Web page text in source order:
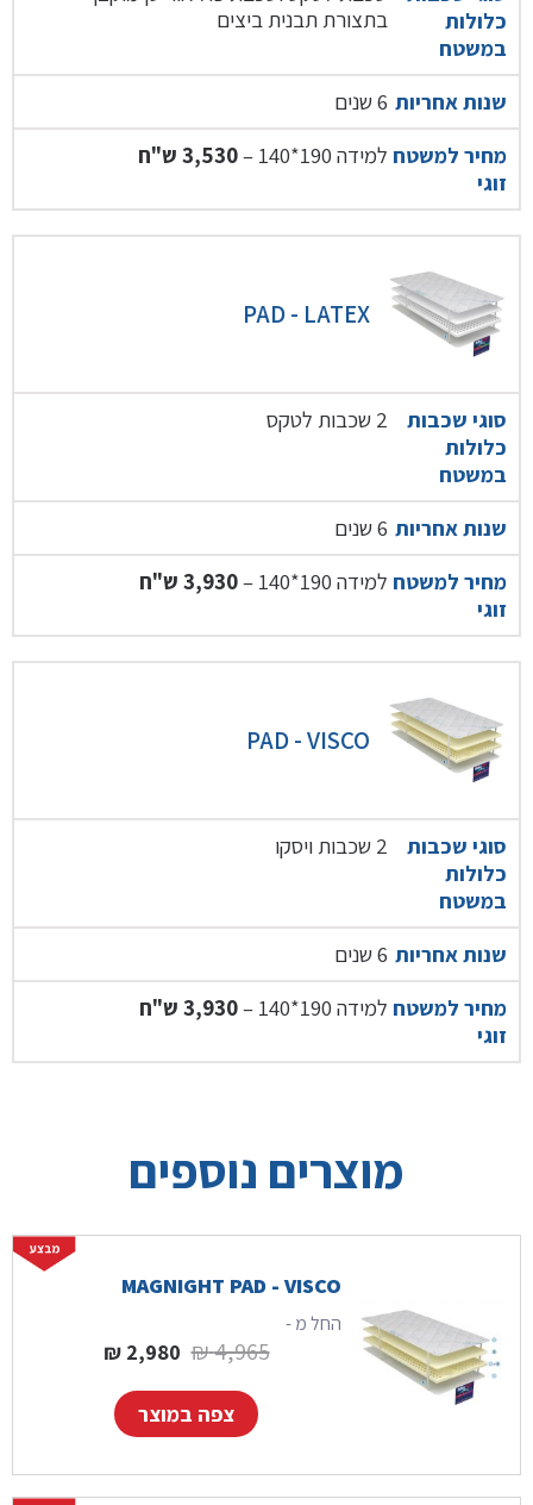
כלולות
במשטח
בתצורת תבנית ביצים
שנות אחריות 6 שנים
מחיר למשטח
זוגי
למידה 190*140 – 3,530 ש"ח
PAD - LATEX
סוגי שכבות
כלולות
במשטח
2 שכבות לטקס
שנות אחריות 6 שנים
מחיר למשטח
זוגי
למידה 190*140 – 3,930 ש"ח
PAD - VISCO
סוגי שכבות
כלולות
במשטח
2 שכבות ויסקו
שנות אחריות 6 שנים
מחיר למשטח
זוגי
למידה 190*140 – 3,930 ש"ח
מוצרים נוספים
MAGNIGHT PAD - VISCO
החל מ -
4,965
₪ המחיר המקורי היה: 4,965 ₪.
2,980
₪
צפה במוצר